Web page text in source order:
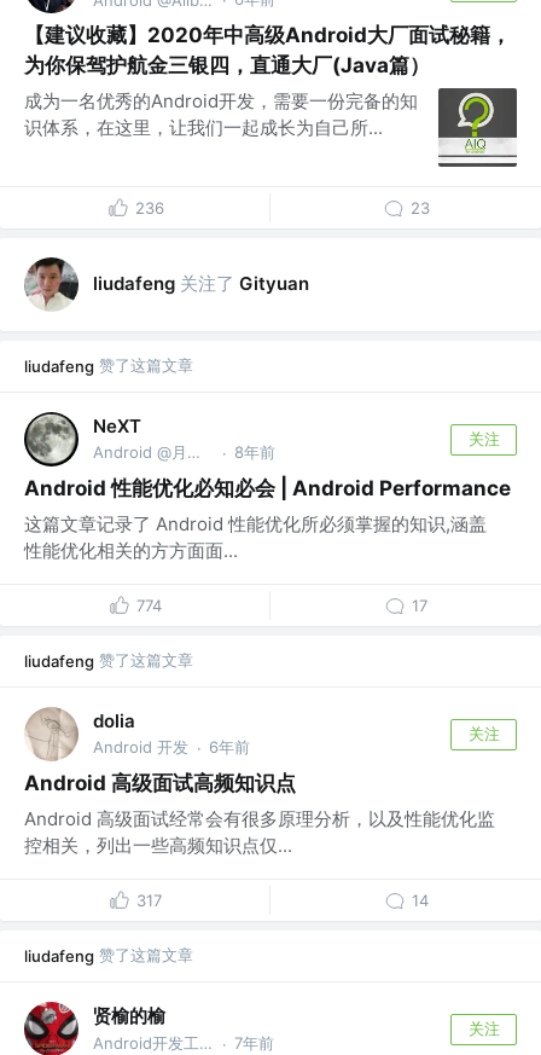
【建议收藏】2020年中高级Android大厂面试秘籍，
为你保驾护航金三银四，直通大厂(Java篇）
成为一名优秀的Android开发，需要一份完备的知
识体系，在这里，让我们一起成长为自己所...
236 23
liudafeng 关注了 Gityuan
liudafeng 赞了这篇文章
NeXT
Android @月光社 · 8年前
关注
Android 性能优化必知必会 | Android Performance
这篇文章记录了 Android 性能优化所必须掌握的知识,涵盖
性能优化相关的方方面面...
774 17
liudafeng 赞了这篇文章
dolia
Android 开发 · 6年前
关注
Android 高级面试高频知识点
Android 高级面试经常会有很多原理分析，以及性能优化监
控相关，列出一些高频知识点仅...
317 14
liudafeng 赞了这篇文章
贤榆的榆
Android开发工程师 · 7年前
关注